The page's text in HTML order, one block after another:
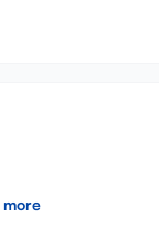
more